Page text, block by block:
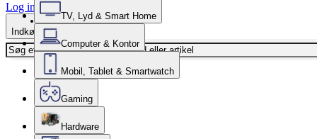
Log ind
Indkøbskurv
TV, Lyd & Smart Home
Computer & Kontor
Mobil, Tablet & Smartwatch
Gaming
Hardware